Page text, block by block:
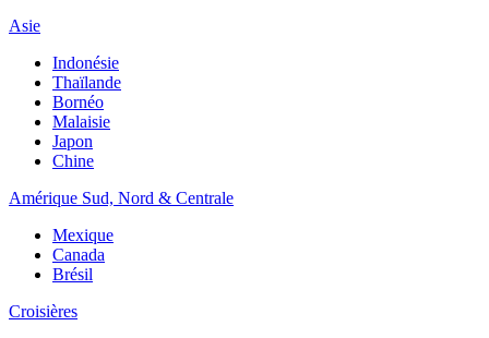
Asie
Indonésie
Thaïlande
Bornéo
Malaisie
Japon
Chine
Amérique Sud, Nord & Centrale
Mexique
Canada
Brésil
Croisières